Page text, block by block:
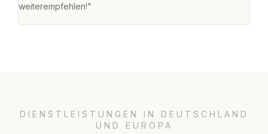
weiterempfehlen!"
DIENSTLEISTUNGEN IN DEUTSCHLAND
UND EUROPA